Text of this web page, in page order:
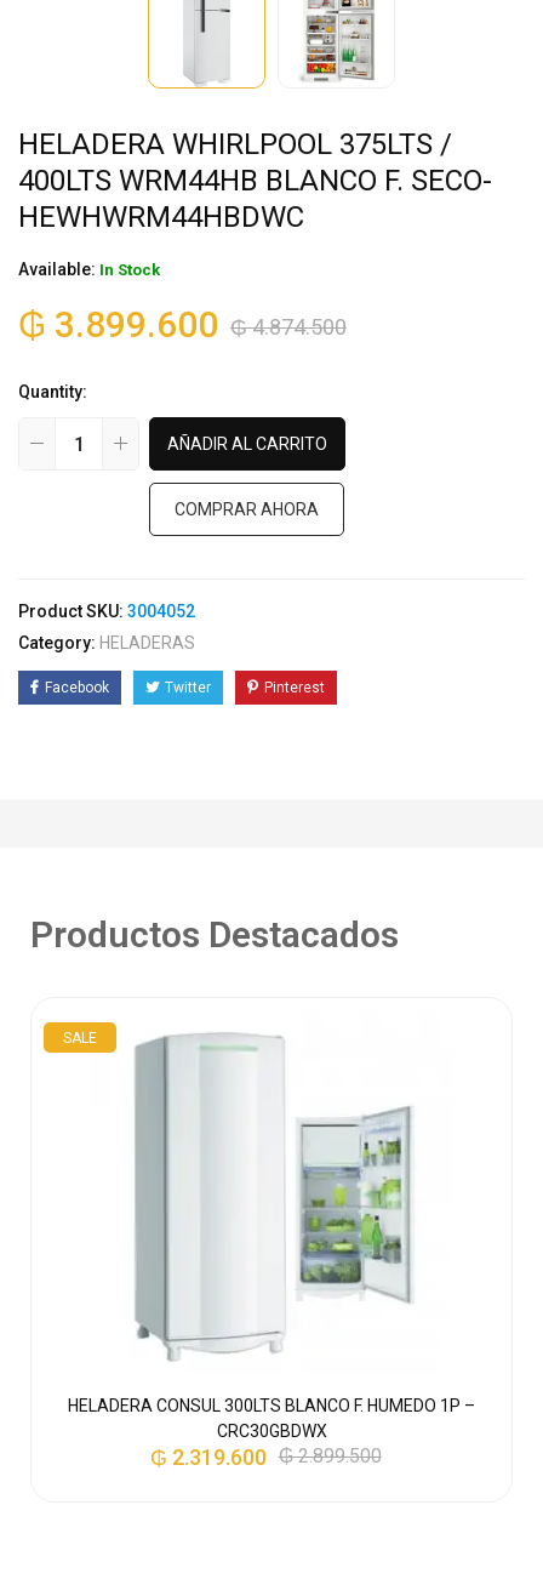
HELADERA WHIRLPOOL 375LTS /
400LTS WRM44HB BLANCO F. SECO-
HEWHWRM44HBDWC
Available: In Stock
₲4.874.500
₲ 3.899.600
Quantity:
AÑADIR AL CARRITO
COMPRAR AHORA
Product SKU: 3004052
Category: HELADERAS
Facebook Twitter Pinterest
Productos Destacados
SALE
HELADERA CONSUL 300LTS BLANCO F. HUMEDO 1P –
CRC30GBDWX
₲2.899.500
₲ 2.319.600